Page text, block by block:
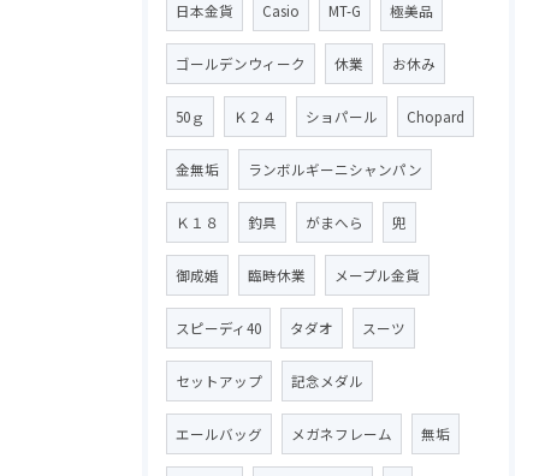
日本金貨 Casio MT-G 極美品
ゴールデンウィーク 休業 お休み
50ｇ Ｋ２４ ショパール Chopard
金無垢 ランボルギーニシャンパン
Ｋ１８ 釣具 がまへら 兜
御成婚 臨時休業 メープル金貨
スピーディ40 タダオ スーツ
セットアップ 記念メダル
エールバッグ メガネフレーム 無垢